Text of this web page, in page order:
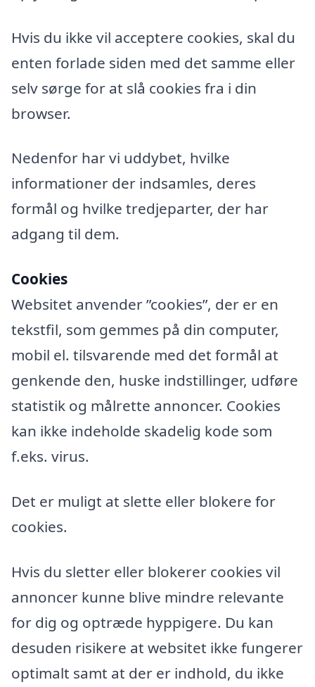
Hvis du ikke vil acceptere cookies, skal du
enten forlade siden med det samme eller
selv sørge for at slå cookies fra i din
browser.
Nedenfor har vi uddybet, hvilke
informationer der indsamles, deres
formål og hvilke tredjeparter, der har
adgang til dem.
Cookies
Websitet anvender ”cookies”, der er en
tekstfil, som gemmes på din computer,
mobil el. tilsvarende med det formål at
genkende den, huske indstillinger, udføre
statistik og målrette annoncer. Cookies
kan ikke indeholde skadelig kode som
f.eks. virus.
Det er muligt at slette eller blokere for
cookies.
Hvis du sletter eller blokerer cookies vil
annoncer kunne blive mindre relevante
for dig og optræde hyppigere. Du kan
desuden risikere at websitet ikke fungerer
optimalt samt at der er indhold, du ikke